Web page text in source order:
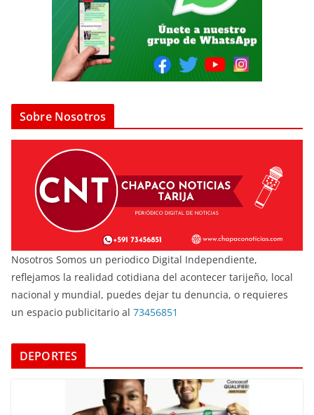
Sobre Nosotros
Nosotros Somos un periodico Digital Independiente,
reflejamos la realidad cotidiana del acontecer tarijeño, local
nacional y mundial, puedes dejar tu denuncia, o requieres
un espacio publicitario al 73456851
DEPORTES